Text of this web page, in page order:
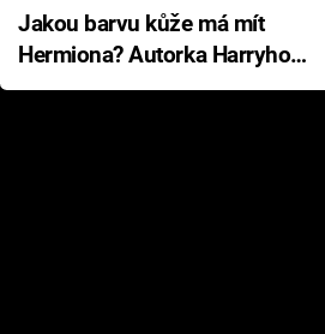
Jakou barvu kůže má mít
Hermiona? Autorka Harryho
Pottera přišla s ráznou